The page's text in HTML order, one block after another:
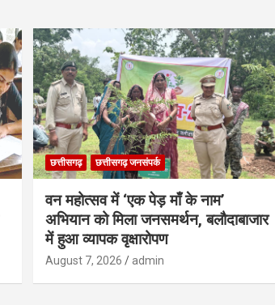
छत्तीसगढ़ छत्तीसगढ़ जनसंपर्क
वन महोत्सव में ‘एक पेड़ माँ के नाम’
अभियान को मिला जनसमर्थन, बलौदाबाजार
में हुआ व्यापक वृक्षारोपण
August 7, 2026 admin